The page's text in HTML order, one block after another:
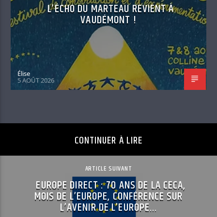
L’ÉCHO DU MARTEAU REVIENT À
VAUDÉMONT !
Élise
5 AOÛT 2026
CONTINUER À LIRE
ARTICLE SUIVANT
EUROPE DIRECT : 70 ANS DE LA CECA,
MOIS DE L’EUROPE, CONFÉRENCE SUR
L’AVENIR DE L’EUROPE…